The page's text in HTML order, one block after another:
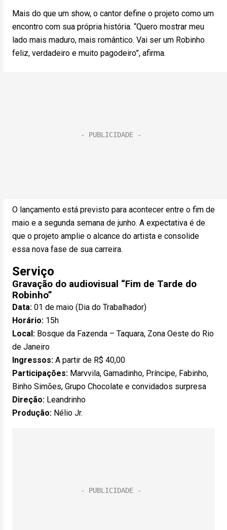
Mais do que um show, o cantor define o projeto como um
encontro com sua própria história. “Quero mostrar meu
lado mais maduro, mais romântico. Vai ser um Robinho
feliz, verdadeiro e muito pagodeiro”, afirma.
O lançamento está previsto para acontecer entre o fim de
maio e a segunda semana de junho. A expectativa é de
que o projeto amplie o alcance do artista e consolide
essa nova fase de sua carreira.
Serviço
Gravação do audiovisual “Fim de Tarde do
Robinho”
Data: 01 de maio (Dia do Trabalhador)
Horário: 15h
Local: Bosque da Fazenda – Taquara, Zona Oeste do Rio
de Janeiro
Ingressos: A partir de R$ 40,00
Participações: Marvvila, Gamadinho, Príncipe, Fabinho,
Binho Simões, Grupo Chocolate e convidados surpresa
Direção: Leandrinho
Produção: Nélio Jr.